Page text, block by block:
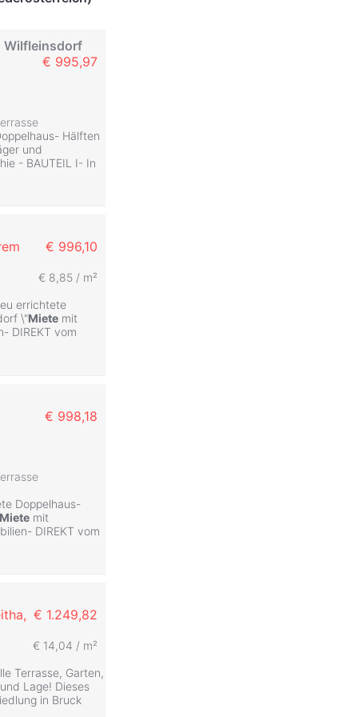
Wilfleinsdorf
€ 995,97
Hälften
und
- BAUTEIL I- In
€ 996,10
€ 8,85 / m²
errichtete
\"Miete mit
DIREKT vom
€ 998,18
Doppelhaus-
Miete mit
DIREKT vom
€ 1.249,82
€ 14,04 / m²
Terrasse, Garten,
Lage! Dieses
in Bruck